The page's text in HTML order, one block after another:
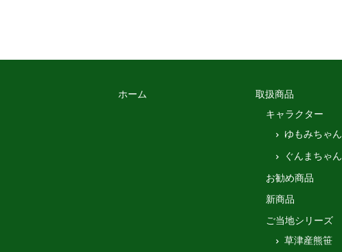
ホーム
取扱商品
キャラクター
ゆもみちゃん
ぐんまちゃん
お勧め商品
新商品
ご当地シリーズ
草津産熊笹